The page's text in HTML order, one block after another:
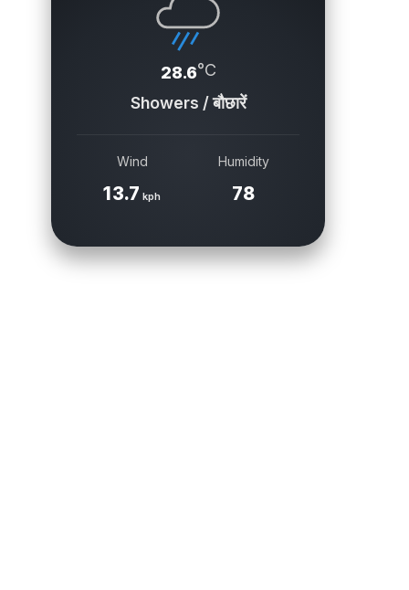
28.6°C
Showers / बौछारें
Wind
13.7 kph
Humidity
78